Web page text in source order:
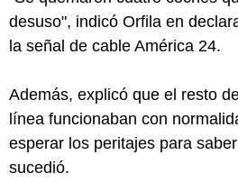
desuso", indicó Orfila en
la señal de cable América 24.
Además, explicó que el resto
línea funcionaban con
esperar los peritajes para
sucedió.